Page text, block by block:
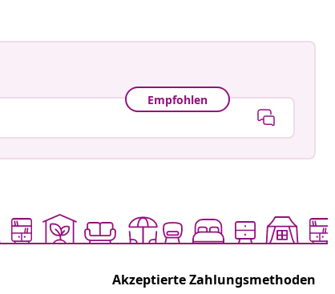
Empfohlen
Akzeptierte Zahlungsmethoden